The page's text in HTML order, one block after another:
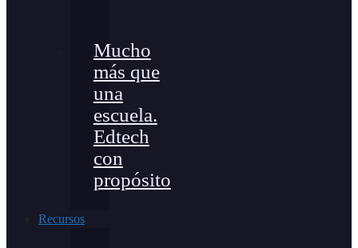
Mucho
más que
una
escuela.
Edtech
con
propósito
Recursos